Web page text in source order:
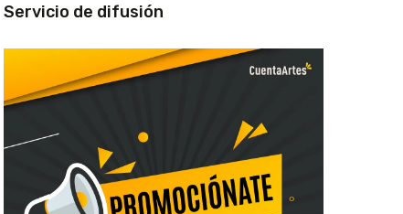
Servicio de difusión